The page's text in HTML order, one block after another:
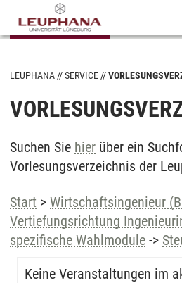
LEUPHANA SERVICE
Suchen Sie hier über ein
Vorlesungsverzeichnis der
Start > Wirtschaftsingenieur
Vertiefungsrichtung
spezifische Wahlmodule ->
Keine Veranstaltungen im